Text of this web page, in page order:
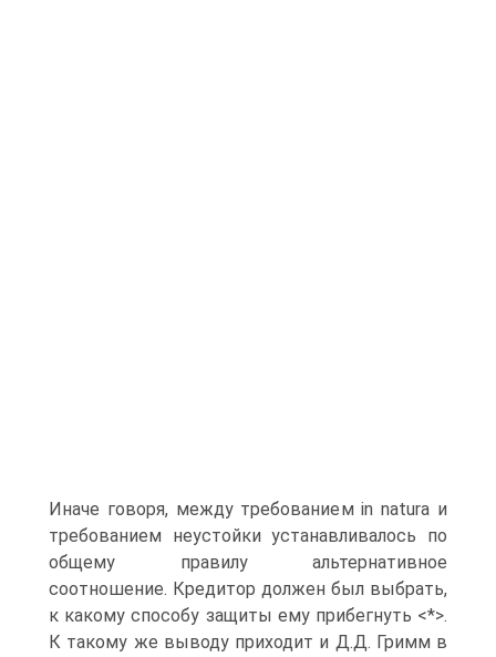
Иначе говоря, между требованием in natura и
требованием неустойки устанавливалось по
общему правилу альтернативное
соотношение. Кредитор должен был выбрать,
к какому способу защиты ему прибегнуть <*>.
К такому же выводу приходит и Д.Д. Гримм в